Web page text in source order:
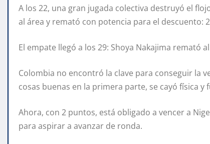
A los 22, una gran jugada colectiva destruyó el
al área y remató con potencia para el descuento:
El empate llegó a los 29: Shoya Nakajima remató
Colombia no encontró la clave para conseguir la
cosas buenas en la primera parte, se cayó física y
Ahora, con 2 puntos, está obligado a vencer a
para aspirar a avanzar de ronda.